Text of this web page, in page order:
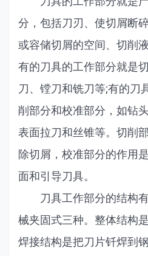
分，包括刀刃、使切屑断
或容储切屑的空间、切削
有的刀具的工作部分就是
刀、镗刀和铣刀等;有的刀
削部分和校准部分，如钻
表面拉刀和丝锥等。切削
除切屑，校准部分的作用
面和引导刀具。
刀具工作部分的结构有
械夹固式三种。整体结构
焊接结构是把刀片钎焊到